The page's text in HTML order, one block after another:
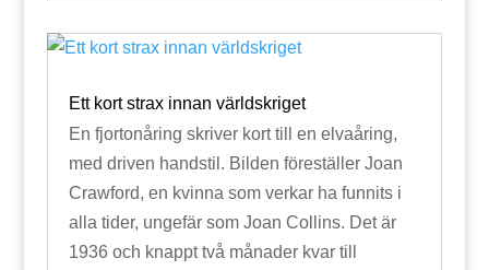
Ett kort strax innan världskriget
En fjortonåring skriver kort till en elvaåring,
med driven handstil. Bilden föreställer Joan
Crawford, en kvinna som verkar ha funnits i
alla tider, ungefär som Joan Collins. Det är
1936 och knappt två månader kvar till